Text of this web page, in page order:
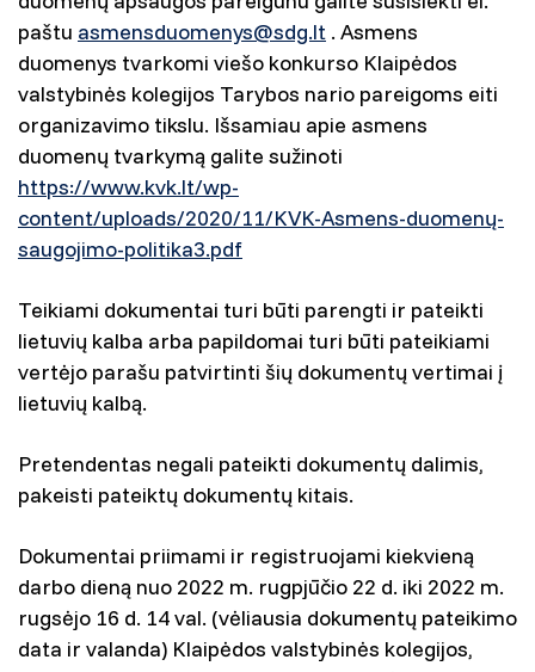
paštu asmensduomenys@sdg.lt . Asmens
duomenys tvarkomi viešo konkurso Klaipėdos
valstybinės kolegijos Tarybos nario pareigoms eiti
organizavimo tikslu. Išsamiau apie asmens
duomenų tvarkymą galite sužinoti
https://www.kvk.lt/wp-
content/uploads/2020/11/KVK-Asmens-duomenų-
saugojimo-politika3.pdf
Teikiami dokumentai turi būti parengti ir pateikti
lietuvių kalba arba papildomai turi būti pateikiami
vertėjo parašu patvirtinti šių dokumentų vertimai į
lietuvių kalbą.
Pretendentas negali pateikti dokumentų dalimis,
pakeisti pateiktų dokumentų kitais.
Dokumentai priimami ir registruojami kiekvieną
darbo dieną nuo 2022 m. rugpjūčio 22 d. iki 2022 m.
rugsėjo 16 d. 14 val. (vėliausia dokumentų pateikimo
data ir valanda) Klaipėdos valstybinės kolegijos,